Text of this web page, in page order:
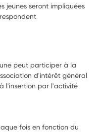
jeunes seront impliquées
peut participer à la
d'intérêt général
l'insertion par l'activité
fois en fonction du